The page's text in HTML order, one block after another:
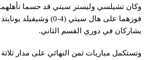
يشاركان في دوري القسم الثاني.
وتستكمل مباريات ثمن النهائي على مدار ثلاثة